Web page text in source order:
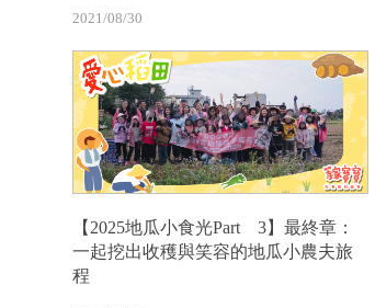
2021/08/30
【2025地瓜小食光Part 3】最終章：
一起挖出收穫與笑容的地瓜小農夫旅
程